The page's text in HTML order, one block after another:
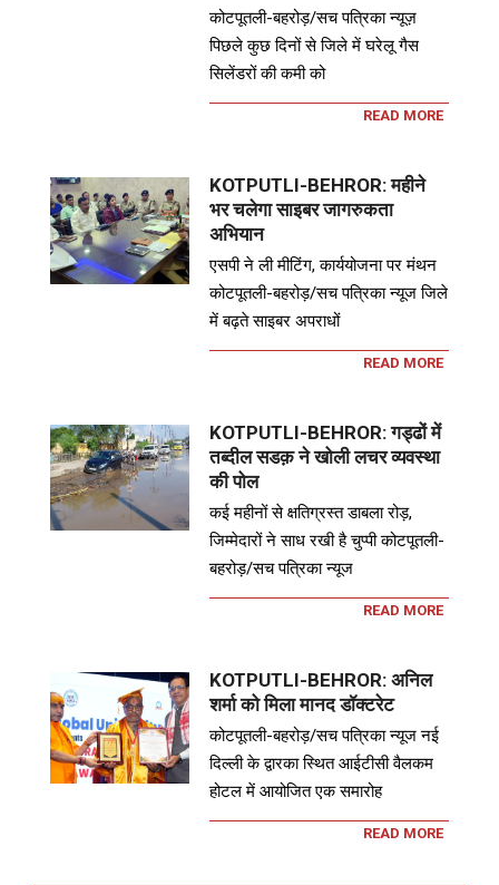
कोटपूतली-बहरोड़/सच पत्रिका न्यूज़
पिछले कुछ दिनों से जिले में घरेलू गैस
सिलेंडरों की कमी को
READ MORE
KOTPUTLI-BEHROR: महीने
भर चलेगा साइबर जागरुकता
अभियान
एसपी ने ली मीटिंग, कार्ययोजना पर मंथन
कोटपूतली-बहरोड़/सच पत्रिका न्यूज जिले
में बढ़ते साइबर अपराधों
READ MORE
KOTPUTLI-BEHROR: गड्ढों में
तब्दील सडक़ ने खोली लचर व्यवस्था
की पोल
कई महीनों से क्षतिग्रस्त डाबला रोड़,
जिम्मेदारों ने साध रखी है चुप्पी कोटपूतली-
बहरोड़/सच पत्रिका न्यूज
READ MORE
KOTPUTLI-BEHROR: अनिल
शर्मा को मिला मानद डॉक्टरेट
कोटपूतली-बहरोड़/सच पत्रिका न्यूज नई
दिल्ली के द्वारका स्थित आईटीसी वैलकम
होटल में आयोजित एक समारोह
READ MORE